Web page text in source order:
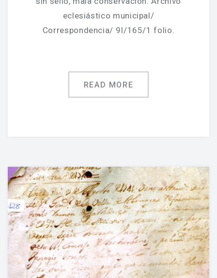
eclesiástico municipal/
Correspondencia/ 9I/165/1 folio.
READ MORE